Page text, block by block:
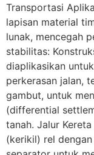
Transportasi
lapisan material
lunak, mencegah
stabilitas:
diaplikasikan
perkerasan jalan,
gambut, untuk
(differential
tanah. Jalur
(kerikil) rel